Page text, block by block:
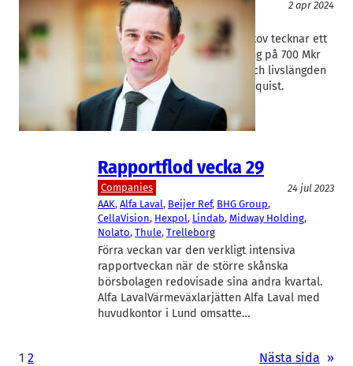
Teknik/Verkstadsindustri
2 apr 2024
Nolato
Christer Wahlquist
Plasttillverkaren Nolato i Torekov tecknar ett
nytt avtal värt en årsomsättning på 700 Mkr
under produktens livslängd. Och livslängden
är lång, säger vd Christer Wahlquist.
Rapportflod vecka 29
Companies
24 jul 2023
AAK, Alfa Laval, Beijer Ref, BHG Group
CellaVision, Hexpol, Lindab, Midway Holding
Nolato, Thule, Trelleborg
Förra veckan var den verkligt intensiva
rapportveckan när de större skånska
börsbolagen redovisade sina andra kvartal.
Alfa LavalVärmeväxlarjätten Alfa Laval med
huvudkontor i Lund omsatte…
1 2 Nästa sida »